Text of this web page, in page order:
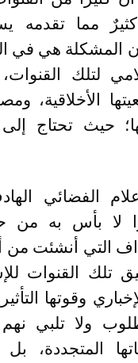
كثيرٌ مما تقدمه
المشكلة هي في
لتلك
الأخلاقية،
حيث تحتاج
الفضائي
لا بأس به من
التي أنشئت من
تلك القنوات
وقوتها
ولا تلبي نهم
المتجددة،